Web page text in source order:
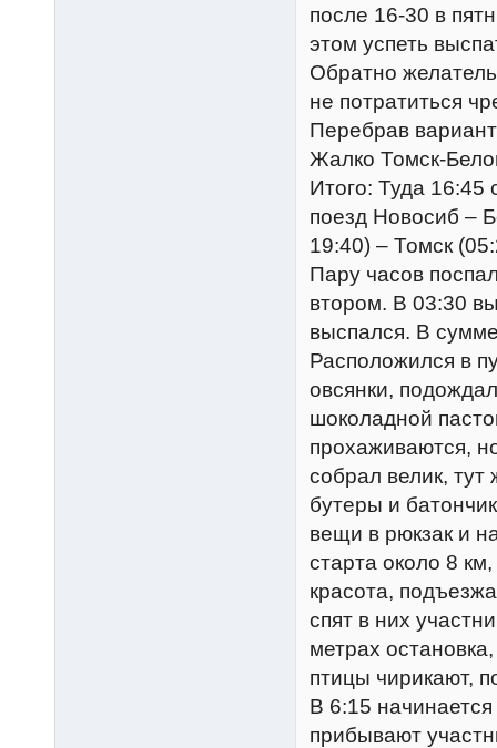
после 16-30 в
этом успеть
Обратно
не потратиться
Перебрав
Жалко Томск-
Итого: Туда 16:45
поезд Новосиб –
19:40) – Томск
Пару часов
втором. В 03:30
выспался. В
Расположился в
овсянки,
шоколадной
прохаживаются,
собрал велик,
бутеры и
вещи в рюкзак и
старта около 8
красота,
спят в них
метрах
птицы чирикают,
В 6:15
прибывают